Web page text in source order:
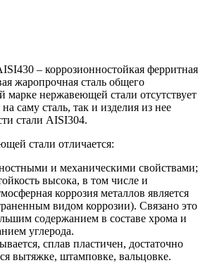
– коррозионностойкая ферритная
жаропрочная сталь общего
нержавеющей стали отсутствует
саму сталь, так и изделия из нее
стали AISI304.
стали отличается:
и механическими свойствами;
высока, в том числе и
коррозия металлов является
видом коррозии). Связано это
содержанием в составе хрома и
углерода.
сплав пластичен, достаточно
вытяжке, штамповке, вальцовке.